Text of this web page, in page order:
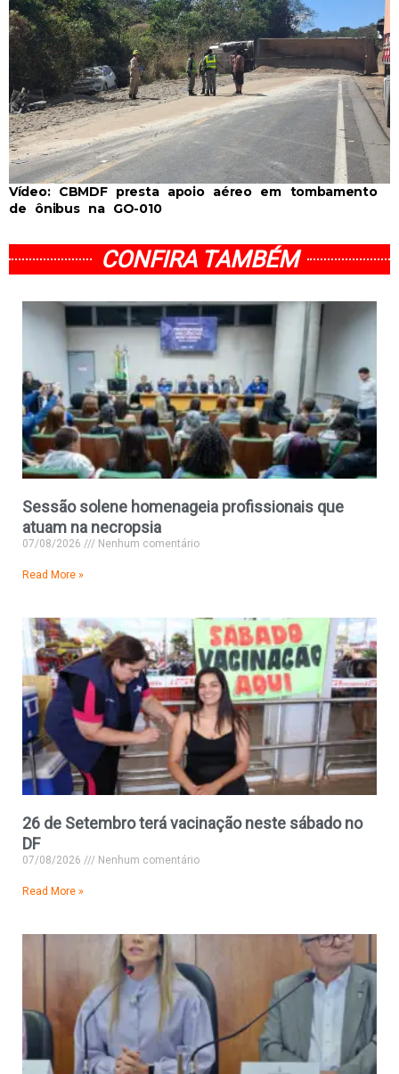
Vídeo: CBMDF presta apoio aéreo em tombamento
de ônibus na GO-010
CONFIRA TAMBÉM
Sessão solene homenageia profissionais que
atuam na necropsia
07/08/2026 Nenhum comentário
Read More »
26 de Setembro terá vacinação neste sábado no
DF
07/08/2026 Nenhum comentário
Read More »